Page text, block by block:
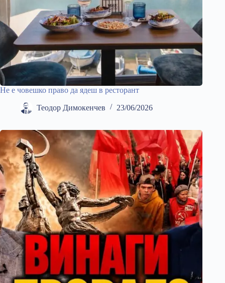
Не е човешко право да ядеш в ресторант
Теодор Димокенчев 23/06/2026